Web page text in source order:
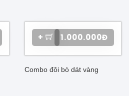
1.000.000Đ
+
Combo đôi bò dát vàng